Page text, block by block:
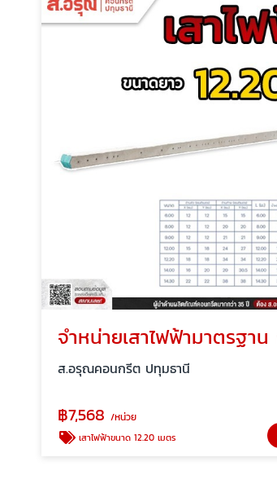
ส.อรุณคอนกรีต ปทุมธานี
฿7,568 /หน่วย
เสาไฟฟ้าขนาด 12.20 เมตร